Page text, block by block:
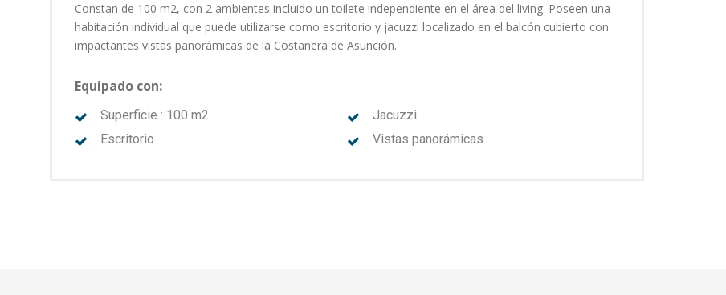
Constan de 100 m2, con 2 ambientes incluido un toilete independiente en el área del living. Poseen una
habitación individual que puede utilizarse como escritorio y jacuzzi localizado en el balcón cubierto con
impactantes vistas panorámicas de la Costanera de Asunción.
Equipado con:
Superficie : 100 m2
Jacuzzi
Escritorio
Vistas panorámicas